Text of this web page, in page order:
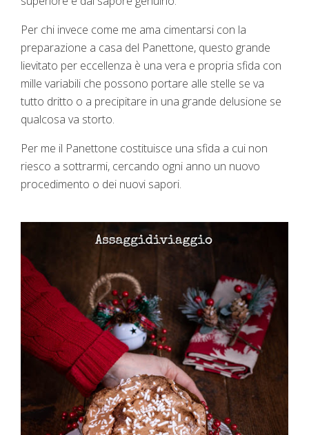
Per chi invece come me ama cimentarsi con la
preparazione a casa del Panettone, questo grande
lievitato per eccellenza è una vera e propria sfida con
mille variabili che possono portare alle stelle se va
tutto dritto o a precipitare in una grande delusione se
qualcosa va storto.
Per me il Panettone costituisce una sfida a cui non
riesco a sottrarmi, cercando ogni anno un nuovo
procedimento o dei nuovi sapori.